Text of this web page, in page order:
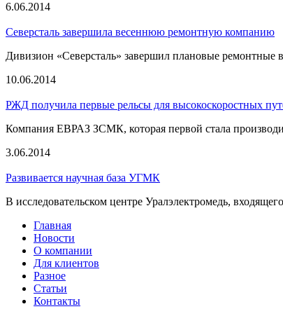
6.06.2014
Северсталь завершила весеннюю ремонтную компанию
Дивизион «Северсталь» завершил плановые ремонтные
10.06.2014
РЖД получила первые рельсы для высокоскоростных
Компания ЕВРАЗ ЗСМК, которая первой стала
3.06.2014
Развивается научная база УГМК
В исследовательском центре Уралэлектромедь,
Главная
Новости
О компании
Для клиентов
Разное
Статьи
Контакты